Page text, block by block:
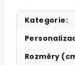
Kategorie:
Rozměry